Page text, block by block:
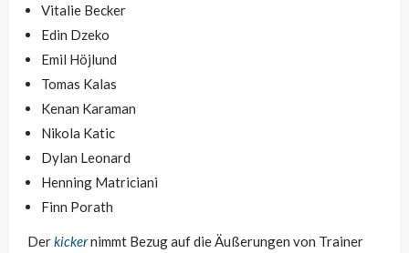
Vitalie Becker
Edin Dzeko
Emil Höjlund
Tomas Kalas
Kenan Karaman
Nikola Katic
Dylan Leonard
Henning Matriciani
Finn Porath
Derkickernimmt Bezug auf die Äußerungen von Trainer